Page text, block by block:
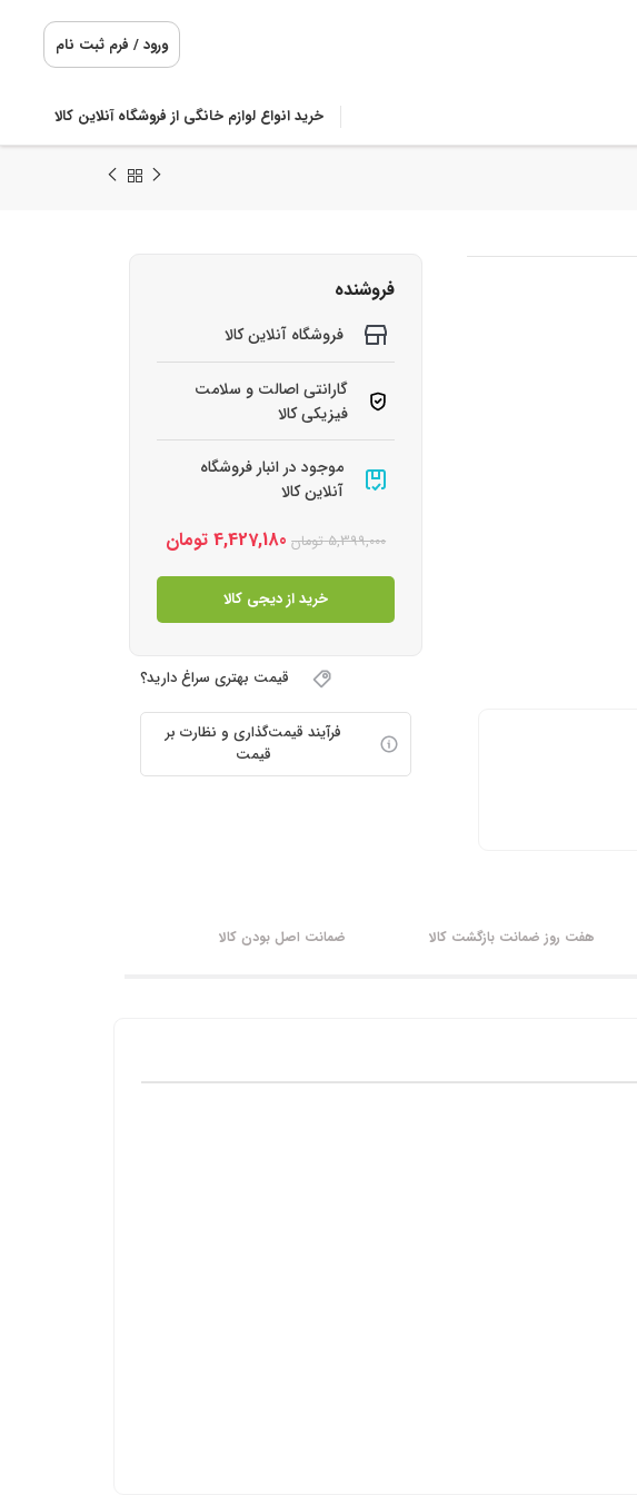
ورود / فرم ثبت نام
خرید انواع لوازم خانگی از فروشگاه آنلاین کالا
فروشنده
فروشگاه آنلاین کالا
گارانتی اصالت و سلامت
فیزیکی کالا
موجود در انبار فروشگاه
آنلاین کالا
5,399,000 تومان 4,427,180 تومان
خرید از دیجی کالا
قیمت بهتری سراغ دارید؟
فرآیند قیمت‌گذاری و نظارت بر
قیمت
هفت روز ضمانت بازگشت کالا ضمانت اصل بودن کالا